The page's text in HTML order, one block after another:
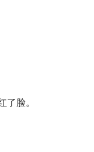
了脸。